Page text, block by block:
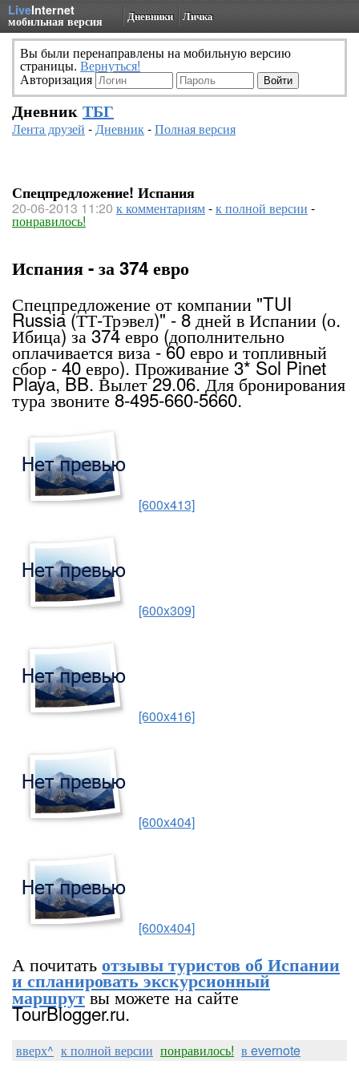
LiveInternet
мобильная версия Дневники Личка
Вы были перенаправлены на мобильную версию
страницы. Вернуться!
Авторизация
Дневник ТБГ
Лента друзей -Дневник-Полная версия
Спецпредложение! Испания
20-06-2013 11:20 к комментариям-к полной версии -
понравилось!
Испания - за 374 евро
Спецпредложение от компании "TUI
Russia (ТТ-Трэвел)" - 8 дней в Испании (о.
Ибица) за 374 евро (дополнительно
оплачивается виза - 60 евро и топливный
сбор - 40 евро). Проживание 3* Sol Pinet
Playa, BB. Вылет 29.06. Для бронирования
тура звоните 8-495-660-5660.
[600x413]
[600x309]
[600x416]
[600x404]
[600x404]
А почитатьотзывы туристов об Испании
и спланировать экскурсионный
маршрутвы можете на сайте
TourBlogger.ru.
вверх^ к полной версии понравилось! в evernote